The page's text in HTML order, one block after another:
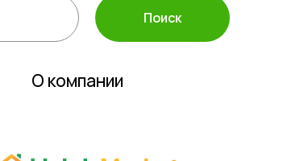
Поиск
О компании